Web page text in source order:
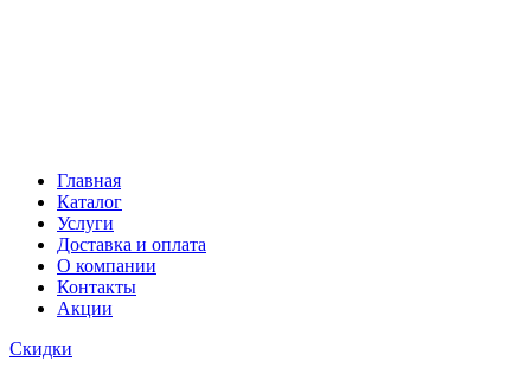
Главная
Каталог
Услуги
Доставка и оплата
О компании
Контакты
Акции
Скидки